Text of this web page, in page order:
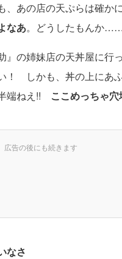
、あの店の天ぷらは確か
なあ。どうしたもんか……
』の姉妹店の天丼屋に行
しかも、丼の上にあ
端ねえ!! ここめっちゃ
なさ